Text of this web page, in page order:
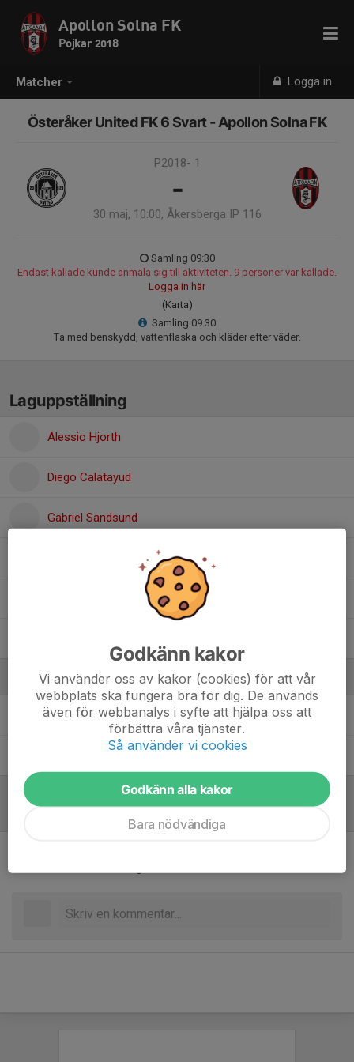
Matcher Logga in
Apollon Solna FK
Pojkar 2018
Österåker United FK 6 Svart - Apollon Solna FK
P2018- 1
-
30 maj, 10:00, Åkersberga IP 116
Samling 09:30
Endast kallade kunde anmäla sig till aktiviteten. 9 personer var kallade.
Logga in här
(Karta)
Samling 09.30
Ta med benskydd, vattenflaska och kläder efter väder.
Laguppställning
Alessio Hjorth
Diego Calatayud
Gabriel Sandsund
Ledare
Botros Kas HannaTränare
Godkänn kakor
Vi använder oss av kakor (cookies) för att vår
webbplats ska fungera bra för dig. De används
även för webbanalys i syfte att hjälpa oss att
förbättra våra tjänster.
Så använder vi cookies
Godkänn alla kakor
Bara nödvändiga